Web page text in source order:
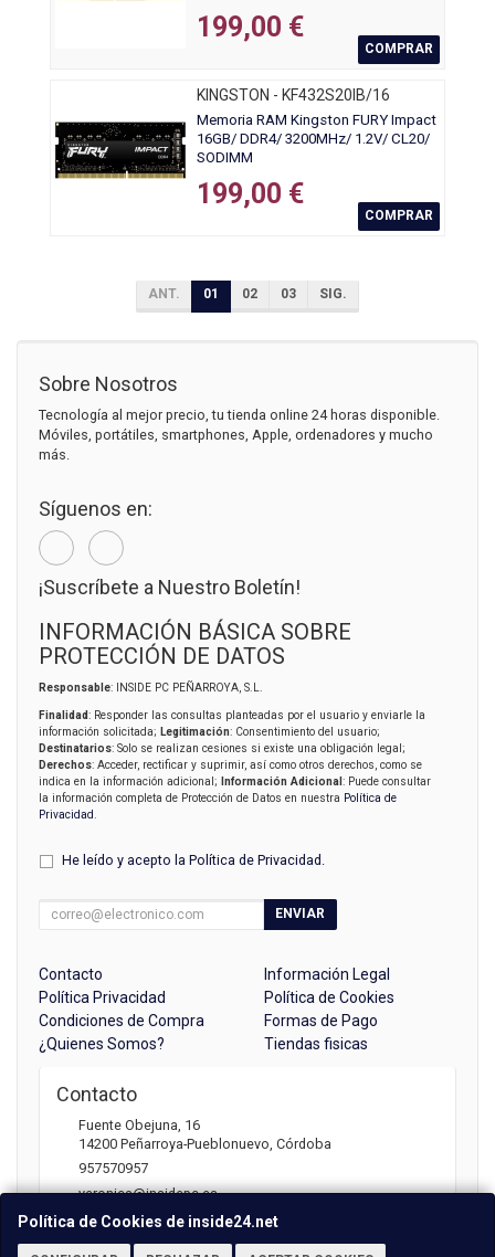
199,00 €
COMPRAR
KINGSTON - KF432S20IB/16
Memoria RAM Kingston FURY Impact
16GB/ DDR4/ 3200MHz/ 1.2V/ CL20/
SODIMM
199,00 €
COMPRAR
ANT. 01 02 03 SIG.
Política de Cookies de inside24.net
Sobre Nosotros
Tecnología al mejor precio, tu tienda online 24 horas disponible.
Móviles, portátiles, smartphones, Apple, ordenadores y mucho
más.
Síguenos en:
¡Suscríbete a Nuestro Boletín!
INFORMACIÓN BÁSICA SOBRE
PROTECCIÓN DE DATOS
Responsable: INSIDE PC PEÑARROYA, S.L.
Finalidad: Responder las consultas planteadas por el usuario y enviarle la
información solicitada; Legitimación: Consentimiento del usuario;
Destinatarios: Solo se realizan cesiones si existe una obligación legal;
Derechos: Acceder, rectificar y suprimir, así como otros derechos, como se
indica en la información adicional;
Información Adicional : Puede consultar
la información completa de Protección de Datos en nuestra Política de
Privacidad
He leído y acepto la Política de Privacidad
ENVIAR
Contacto
Información Legal
Política Privacidad
Política de Cookies
Condiciones de Compra
Formas de Pago
¿Quienes Somos?
Tiendas fisicas
Contacto
Fuente Obejuna, 16
14200 Peñarroya-Pueblonuevo Córdoba
957570957
veronica@insidepc.es